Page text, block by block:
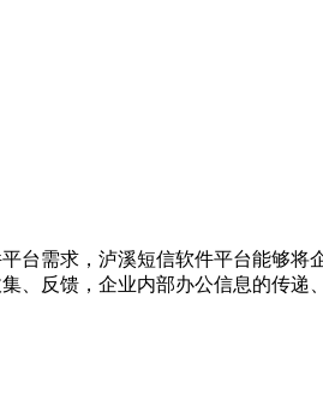
台需求，泸溪短信软件平台能够
、反馈，企业内部办公信息的传递